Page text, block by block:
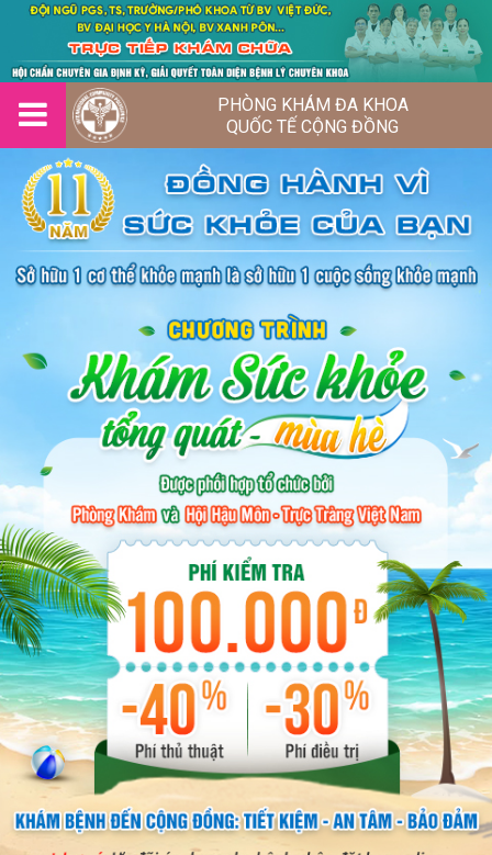
PHÒNG KHÁM ĐA KHOA
QUỐC TẾ CỘNG ĐỒNG